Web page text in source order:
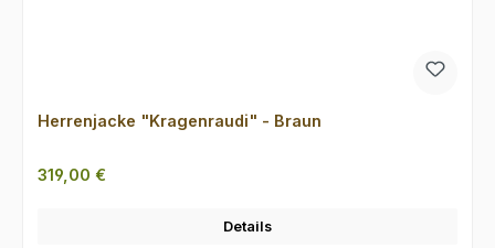
Herrenjacke "Kragenraudi" - Braun
Regulärer Preis:
319,00 €
Details